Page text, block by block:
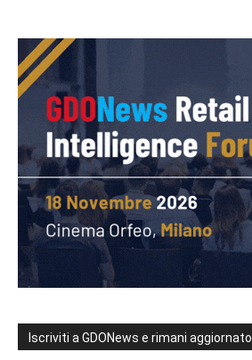
Iscriviti a GDONews e rimani aggiornato